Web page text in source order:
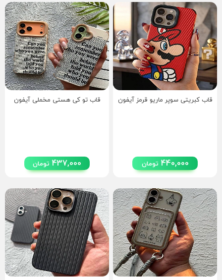
قاب کبریتی سوپر ماریو قرمز آیفون
440,000 تومان
قاب تو کی هستی مخملی آیفون
437,000 تومان